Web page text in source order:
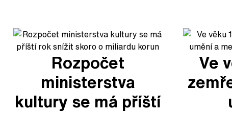
Rozpočet
ministerstva
kultury se má příští
Ve